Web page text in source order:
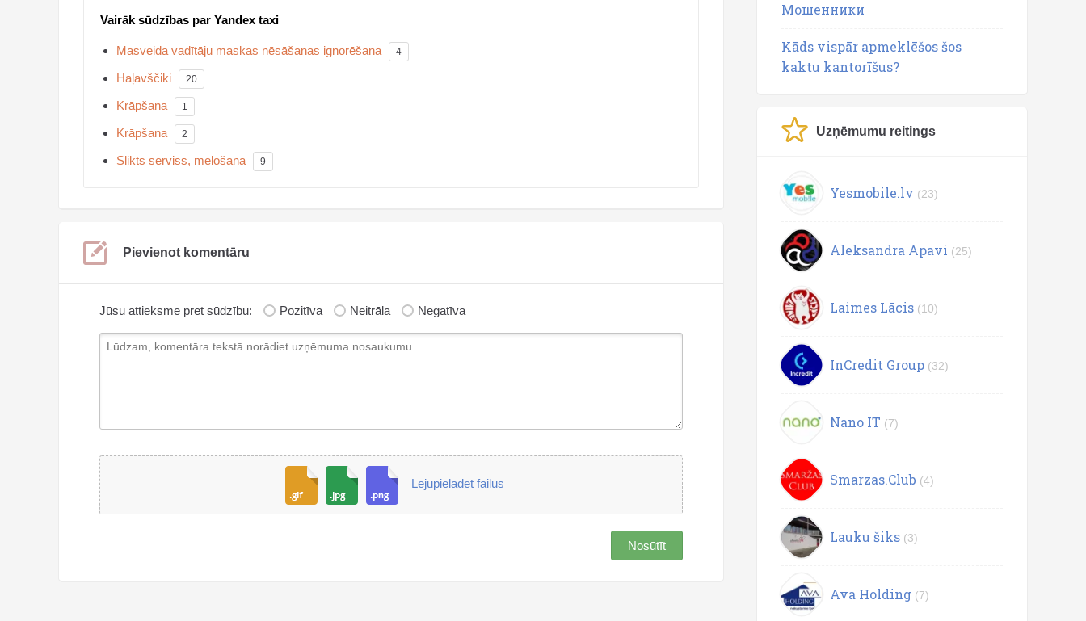
Vairāk sūdzības par Yandex taxi
Masveida vadītāju maskas nēsāšanas ignorēšana 4
Haļavščiki 20
Krāpšana 1
Krāpšana 2
Slikts serviss, melošana 9
Pievienot komentāru
Jūsu attieksme pret sūdzību: Pozitīva Neitrāla Negatīva
Lejupielādēt failus
Nosūtīt
Мошенники
Kāds vispār apmeklēšos šos
kaktu kantorīšus?
Uzņēmumu reitings
Yesmobile.lv (23)
Aleksandra Apavi (25)
Laimes Lācis (10)
InCredit Group (32)
Nano IT (7)
Smarzas.Club (4)
Lauku šiks (3)
Ava Holding (7)